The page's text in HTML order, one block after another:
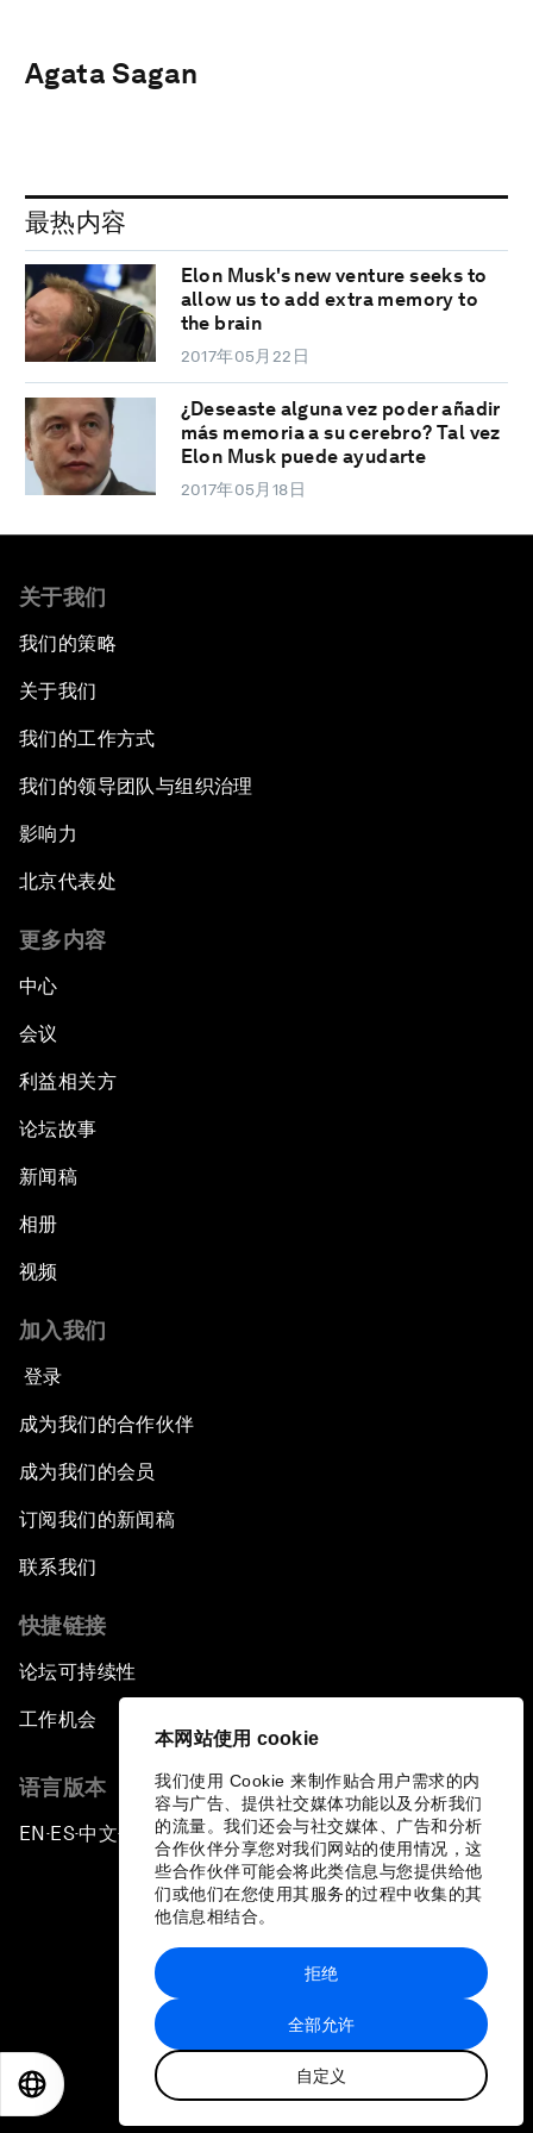
本网站使用 cookie
我们使用 Cookie 来制作贴合用户需求的内
容与广告、提供社交媒体功能以及分析我们
的流量。我们还会与社交媒体、广告和分析
合作伙伴分享您对我们网站的使用情况，这
些合作伙伴可能会将此类信息与您提供给他
们或他们在您使用其服务的过程中收集的其
他信息相结合。
全部允许
自定义
拒绝
Agata Sagan
最热内容
Elon Musk's new venture seeks to
allow us to add extra memory to
the brain
2017年05月22日
¿Deseaste alguna vez poder añadir
más memoria a su cerebro? Tal vez
Elon Musk puede ayudarte
2017年05月18日
关于我们
我们的策略
关于我们
我们的工作方式
我们的领导团队与组织治理
影响力
北京代表处
更多内容
中心
会议
利益相关方
论坛故事
新闻稿
相册
视频
加入我们
登录
成为我们的合作伙伴
成为我们的会员
订阅我们的新闻稿
联系我们
快捷链接
论坛可持续性
工作机会
语言版本
EN ▪ ES▪中文▪ 日本語
站点地图
世界经济论坛